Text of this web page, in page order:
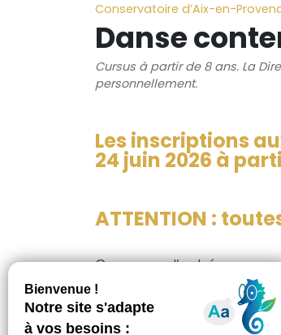
Conservatoire d’Aix-en-
Danse
Cursus à partir de 8 ans. La
personnellement.
Les inscriptions
24 juin 2026 à
ATTENTION :
Concours d’entrée :
Cycle 1